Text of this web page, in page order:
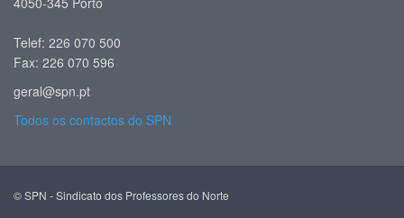
Telef: 226 070 500
Fax: 226 070 596
geral@spn.pt
Todos os contactos do SPN
© SPN - Sindicato dos Professores do Norte